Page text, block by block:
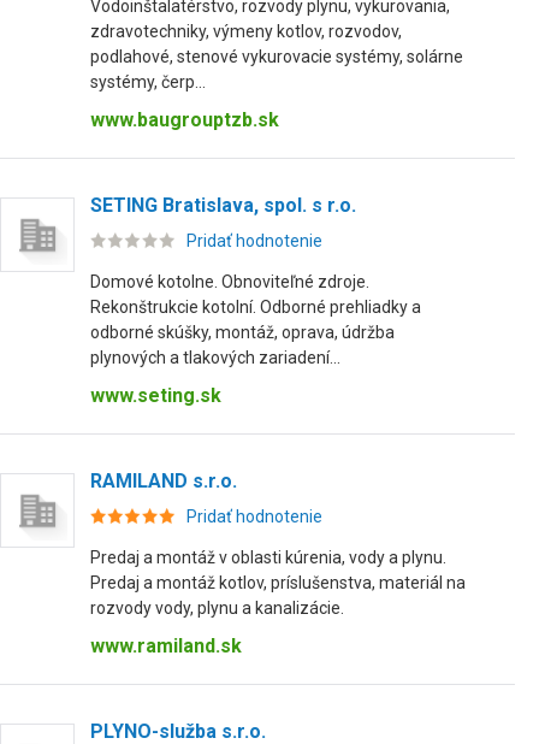
Vodoinštalatérstvo, rozvody plynu, vykurovania,
zdravotechniky, výmeny kotlov, rozvodov,
podlahové, stenové vykurovacie systémy, solárne
systémy, čerp...
www.baugrouptzb.sk
SETING Bratislava, spol. s r.o.
Pridať hodnotenie
Domové kotolne. Obnoviteľné zdroje.
Rekonštrukcie kotolní. Odborné prehliadky a
odborné skúšky, montáž, oprava, údržba
plynových a tlakových zariadení...
www.seting.sk
RAMILAND s.r.o.
Pridať hodnotenie
Predaj a montáž v oblasti kúrenia, vody a plynu.
Predaj a montáž kotlov, príslušenstva, materiál na
rozvody vody, plynu a kanalizácie.
www.ramiland.sk
PLYNO-služba s.r.o.